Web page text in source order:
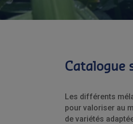
Catalogue
Les différents
pour valoriser au
de variétés